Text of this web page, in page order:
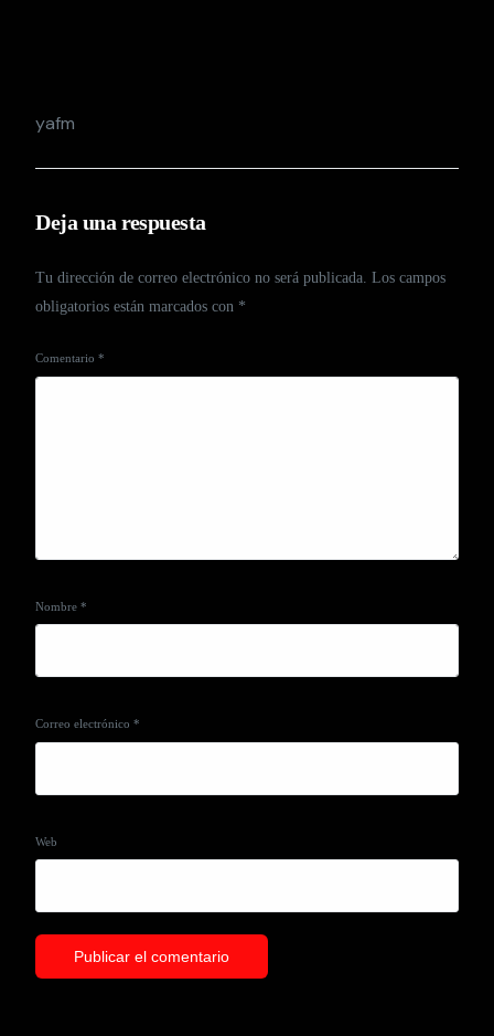
yafm
Deja una respuesta
Tu dirección de correo electrónico no será publicada. Los campos
obligatorios están marcados con *
Comentario*
Nombre*
Correo electrónico*
Web